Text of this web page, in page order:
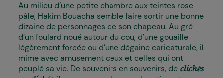
Au milieu d’une petite chambre aux teintes rose
pâle, Hakim Bouacha semble faire sortir une bonne
dizaine de personnages de son chapeau. Au gré
d’un foulard noué autour du cou, d’une gouaille
légèrement forcée ou d’une dégaine caricaturale, il
mime avec amusement ceux et celles qui ont
peuplé sa vie. De souvenirs en souvenirs, de clichés